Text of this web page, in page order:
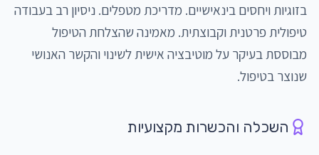
שנוצר בטיפול.
השכלה והכשרות מקצועיות